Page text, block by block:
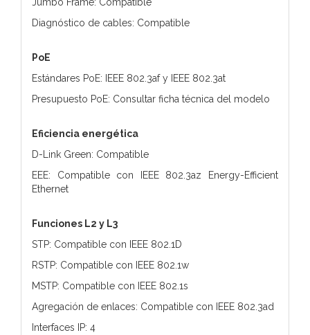
Diagnóstico de cables: Compatible
PoE
Estándares PoE: IEEE 802.3af y IEEE 802.3at
Presupuesto PoE: Consultar ficha técnica del modelo
Eficiencia energética
D-Link Green: Compatible
EEE: Compatible con IEEE 802.3az Energy-Efficient
Ethernet
Funciones L2 y L3
STP: Compatible con IEEE 802.1D
RSTP: Compatible con IEEE 802.1w
MSTP: Compatible con IEEE 802.1s
Agregación de enlaces: Compatible con IEEE 802.3ad
Interfaces IP: 4